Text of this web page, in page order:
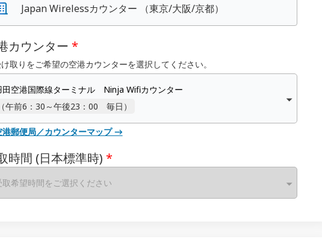
Japan Wirelessカウンター （東京/大阪/京都）
カウンター *
取りをご希望の空港カウンターを選択してください。
田空港国際線ターミナル Ninja Wifiカウンター
（午前6：30～午後23：00 毎日）
港郵便局／カウンターマップ →
時間 (日本標準時) *
取希望時間をご選択ください